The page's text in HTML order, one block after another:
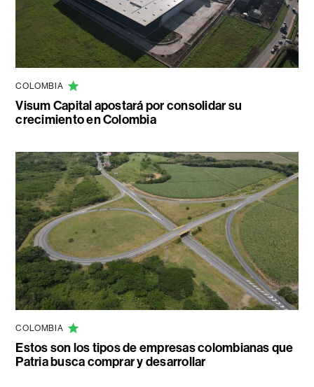
COLOMBIA
Visum Capital apostará por consolidar su
crecimiento en Colombia
COLOMBIA
Estos son los tipos de empresas colombianas que
Patria busca comprar y desarrollar